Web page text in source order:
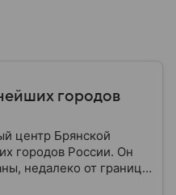
городов
центр Брянской
городов России. Он
недалеко от границ с
своей